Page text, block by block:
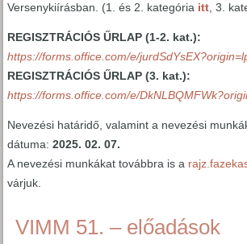
Versenykiírásban. (1. és 2. kategória itt, 3.
REGISZTRÁCIÓS ŰRLAP (1-2. kat.):
https://forms.office.com/e/
REGISZTRÁCIÓS ŰRLAP (3. kat.):
https://forms.office.com/e/
Nevezési határidő, valamint a nevezési
dátuma:2025. 02. 07.
A nevezési munkákat továbbra is a
várjuk.
VIMM 51. – előadások